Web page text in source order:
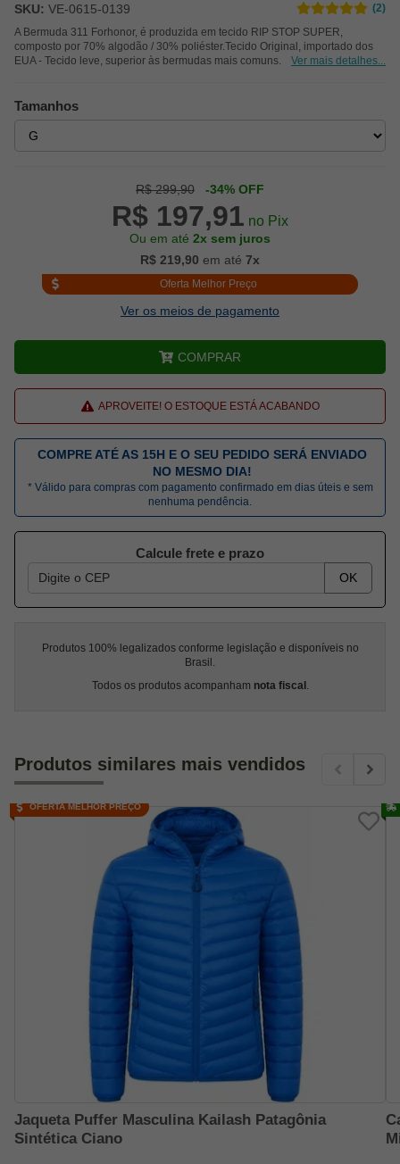
SKU: VE-0615-0139
(2)
A Bermuda 311 Forhonor, é produzida em tecido RIP STOP SUPER,
composto por 70% algodão / 30% poliéster.Tecido Original, importado dos
EUA - Tecido leve, superior às bermudas mais comuns.
Ver mais detalhes...
Tamanhos
R$ 299,90 -34% OFF
R$ 197,91 no Pix
Ou em até 2x sem juros
R$ 219,90 em até 7x
Oferta Melhor Preço
Ver os meios de pagamento
COMPRAR
APROVEITE! O ESTOQUE ESTÁ ACABANDO
COMPRE ATÉ AS 15H E O SEU PEDIDO SERÁ ENVIADO
NO MESMO DIA!
* Válido para compras com pagamento confirmado em dias úteis e sem
nenhuma pendência.
Calcule frete e prazo
OK
Produtos 100% legalizados conforme legislação e disponíveis no
Brasil.
Todos os produtos acompanham nota fiscal.
Produtos similares mais vendidos
Jaqueta Puffer Masculina Kailash Patagônia
Sintética Ciano
OFERTA MELHOR PREÇO